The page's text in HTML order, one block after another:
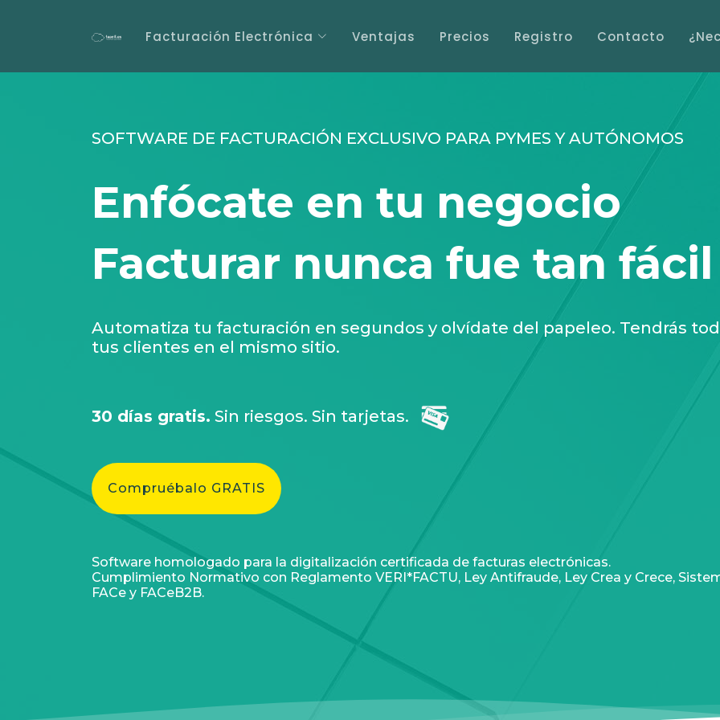
Facturación Electrónica Ventajas Precios Registro Contacto
SOFTWARE DE FACTURACIÓN EXCLUSIVO PARA PYMES Y AUTÓNOMOS
Enfócate en tu negocio
Facturar nunca fue tan fácil
Automatiza tu facturación en segundos y olvídate del papeleo. Tendrás
tus clientes en el mismo sitio.
30 días gratis. Sin riesgos. Sin tarjetas.
Compruébalo GRATIS
Software homologado para la digitalización certificada de facturas electrónicas.
Cumplimiento Normativo con Reglamento VERI*FACTU, Ley Antifraude, Ley Crea y Crece,
FACe y FACeB2B.